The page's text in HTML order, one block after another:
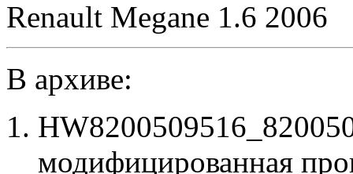
Renault Megane 1.6 2006
В архиве:
модифицированная